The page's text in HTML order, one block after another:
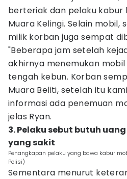
berteriak dan pelaku kabur
Muara Kelingi. Selain mobil,
milik korban juga sempat
"Beberapa jam setelah
akhirnya menemukan
tengah kebun. Korban
Muara Beliti, setelah itu
informasi ada penemuan
jelas Ryan.
3. Pelaku sebut butuh
yang sakit
Penangkapan pelaku yang bawa kabur
Polisi)
Sementara menurut